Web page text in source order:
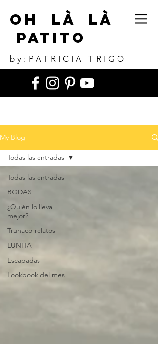
Oh Là Là
Patito
by:PATRICIA TRIGO
My Blog
Todas las entradas
BODAS
¿Quién lo lleva
mejor?
Truñaco-relatos
LUNITA
Escapadas
Lookbook del mes
Todas las entradas